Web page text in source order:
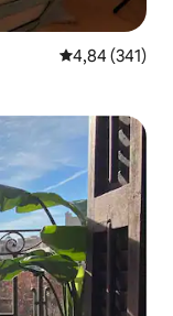
Vlerësimi
4,84 (341)